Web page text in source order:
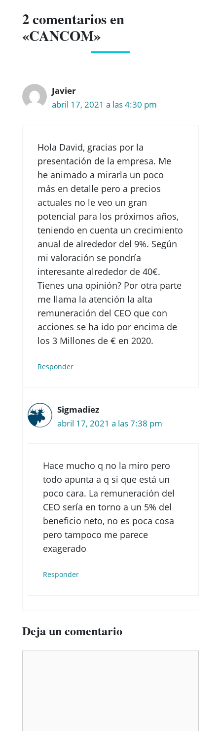
2 comentarios en
«CANCOM»
Javier
abril 17, 2021 a las 4:30 pm
Hola David, gracias por la
presentación de la empresa. Me
he animado a mirarla un poco
más en detalle pero a precios
actuales no le veo un gran
potencial para los próximos años,
teniendo en cuenta un crecimiento
anual de alrededor del 9%. Según
mi valoración se pondría
interesante alrededor de 40€.
Tienes una opinión? Por otra parte
me llama la atención la alta
remuneración del CEO que con
acciones se ha ido por encima de
los 3 Millones de € en 2020.
Responder
Sigmadiez
abril 17, 2021 a las 7:38 pm
Hace mucho q no la miro pero
todo apunta a q si que está un
poco cara. La remuneración del
CEO sería en torno a un 5% del
beneficio neto, no es poca cosa
pero tampoco me parece
exagerado
Responder
Deja un comentario